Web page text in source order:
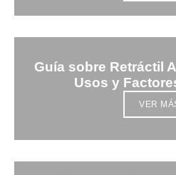
Guía sobre Retráctil
Usos y
VER